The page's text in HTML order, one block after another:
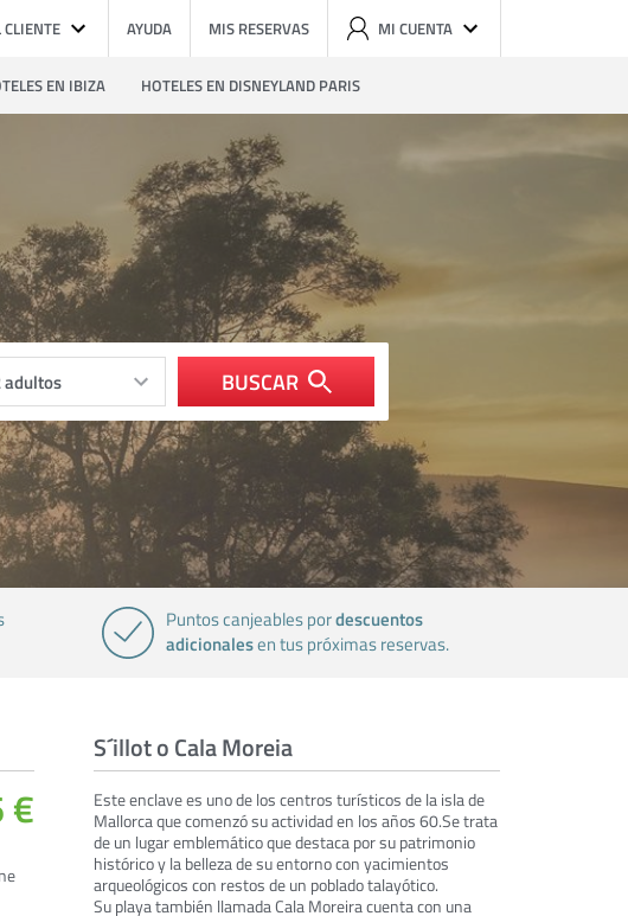
AYUDA MIS RESERVAS MI CUENTA
EN IBIZA HOTELES EN DISNEYLAND PARIS
BUSCAR
Puntos canjeables pordescuentos
adicionalesen tus próximas reservas.
€
S´illot o Cala Moreia
Este enclave es uno de los centros turísticos de la isla de
Mallorca que comenzó su actividad en los años 60.Se trata
de un lugar emblemático que destaca por su patrimonio
histórico y la belleza de su entorno con yacimientos
arqueológicos con restos de un poblado talayótico.
Su playa también llamada Cala Moreira cuenta con una